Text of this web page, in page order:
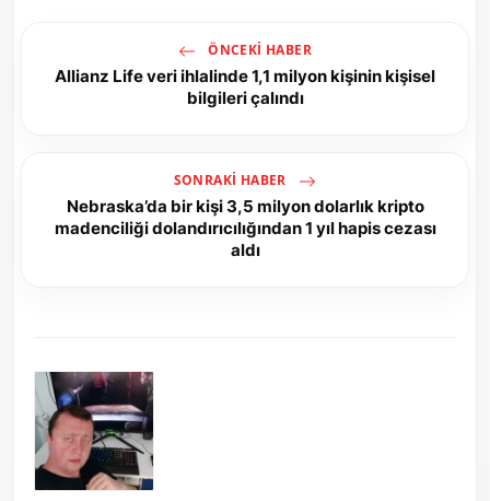
ÖNCEKI HABER
Allianz Life veri ihlalinde 1,1 milyon kişinin kişisel
bilgileri çalındı
SONRAKI HABER
Nebraska’da bir kişi 3,5 milyon dolarlık kripto
madenciliği dolandırıcılığından 1 yıl hapis cezası
aldı